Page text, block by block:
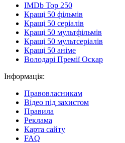
IMDb Top 250
Кращі 50 фільмів
Кращі 50 серіалів
Кращі 50 мультфільмів
Кращі 50 мультсеріалів
Кращі 50 аніме
Володарі Премії Оскар
Інформація:
Правовласникам
Відео під захистом
Правила
Реклама
Карта сайту
FAQ